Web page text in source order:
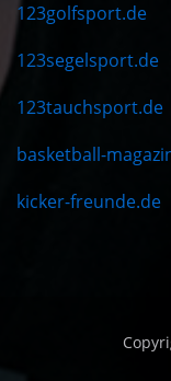
123golfsport.de
123segelsport.de
123tauchsport.de
basketball-
kicker-freunde.de